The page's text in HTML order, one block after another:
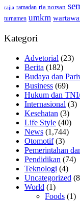
rajia ramadan ria norsan
turnamen umkm
Kategori
Advetorial (23)
Berita (182)
Budaya dan
Business (69)
Hukum dan
Internasional (3)
Kesehatan (3)
Life Style (40)
News (1,744)
Otomotif(3)
Pemerintahan
Pendidikan (74)
Teknologi (4)
Uncategorized
World (1)
Foods (1)